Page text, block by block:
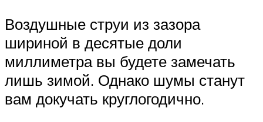
Воздушные струи из зазора
шириной в десятые доли
миллиметра вы будете замечать
лишь зимой. Однако шумы станут
вам докучать круглогодично.